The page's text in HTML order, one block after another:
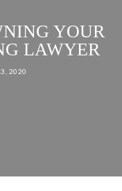
YOUR
LAWYER
2020